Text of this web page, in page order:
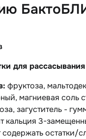
для рассасывания
фруктоза,
магниевая соль
загуститель -
кальция 3-
остатки/